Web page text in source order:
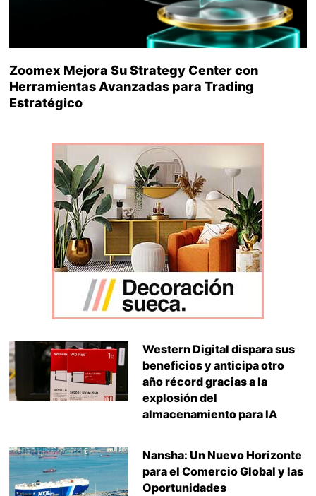
Zoomex Mejora Su Strategy Center con
Herramientas Avanzadas para Trading
Estratégico
Western Digital dispara sus
beneficios y anticipa otro
año récord gracias a la
explosión del
almacenamiento para IA
Nansha: Un Nuevo Horizonte
para el Comercio Global y las
Oportunidades